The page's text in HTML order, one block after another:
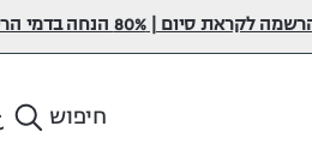
לקראת סיום | 80% הנחה בדמי הרישום
חיפוש